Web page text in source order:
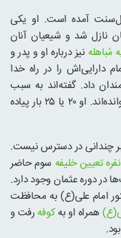
آمده است. او یکی
نازل شد و شیعیان آنان
مُباهله نیز درباره او و پدر و
دارایی‌اش را در راه خدا
داد. گفته‌اند به سبب
» خوانده‌اند. او ۲۰ یا ۲۵ بار پیاده
چندانی در دسترس نیست.
تعیین خلیفه سوم حاضر
در دوره عثمان وجود دارد.
امام علی(ع) به محافظت
همراه او بهکوفه رفت و